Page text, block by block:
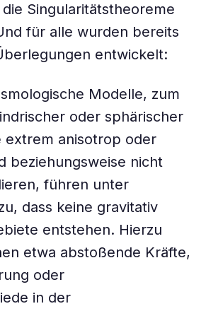
Singularitätstheoreme
für alle wurden bereits
entwickelt:
Modelle, zum
oder sphärischer
extrem anisotrop oder
beziehungsweise nicht
führen unter
dass keine gravitativ
entstehen. Hierzu
etwa abstoßende Kräfte,
oder
in der